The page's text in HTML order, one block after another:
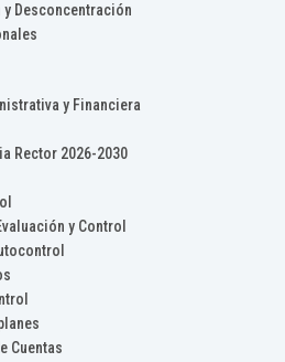
Desconcentración
y Financiera
Rector 2026-2030
y Control
Cuentas